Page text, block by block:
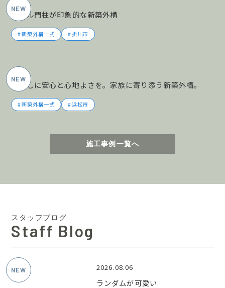
タイル門柱が印象的な新築外構
新築外構一式 掛川市
暮らしに安心と心地よさを。家族に寄り添う新築外構。
新築外構一式 浜松市
施工事例一覧へ
スタッフブログ
Staff Blog
2026.08.06
ランダムが可愛い